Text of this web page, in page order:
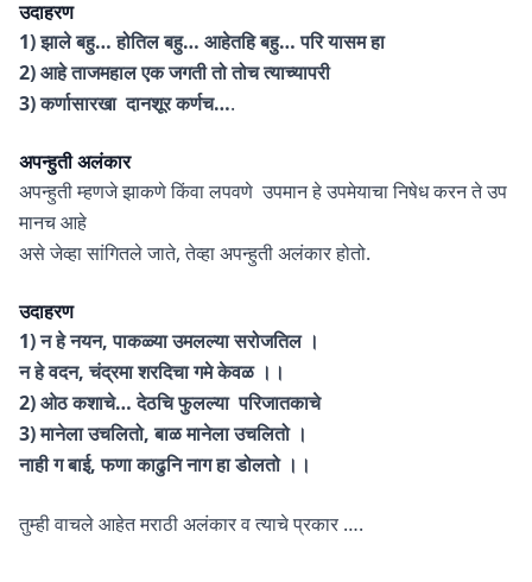
उदाहरण
1) झाले बहु… होतिल बहु… आहेतहि बहु… परि यासम हा
2) आहे ताजमहाल एक जगती तो तोच त्याच्यापरी
3) कर्णासारखा दानशूर कर्णच….
अपन्हुतीअलंकार
अपन्हुती म्हणजे झाकणे किंवा लपवणे उपमान हे उपमेयाचा निषेध करन ते उप
मानच आहे
असे जेव्हा सांगितले जाते, तेव्हा अपन्हुती अलंकार होतो.
उदाहरण
1) न हे नयन, पाकळ्या उमलल्या सरोजतिल ।
न हे वदन, चंद्रमा शरदिचा गमे केवळ ।।
2) ओठ कशाचे… देठचि फुलल्या परिजातकाचे
3) मानेला उचलितो, बाळ मानेला उचलितो ।
नाही ग बाई, फणा काढुनि नाग हा डोलतो ।।
तुम्ही वाचले आहेत मराठी अलंकार व त्याचे प्रकार ….